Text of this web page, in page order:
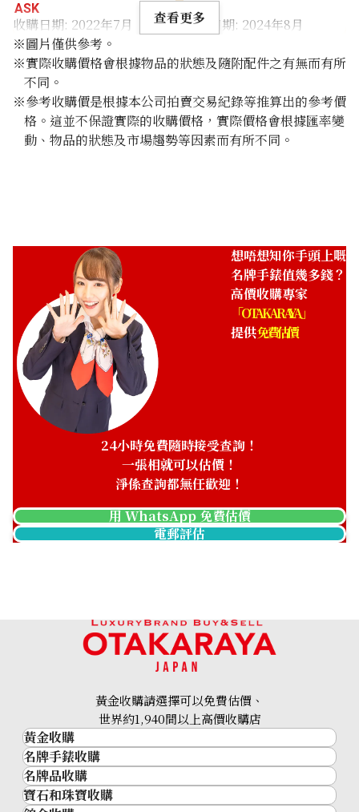
ASK
收購日期: 2022年7月
ASK
收購日期: 2024年8月
查看更多
※圖片僅供參考。
※實際收購價格會根據物品的狀態及隨附配件之有無而有所
不同。
※參考收購價是根據本公司拍賣交易紀錄等推算出的參考價
格。這並不保證實際的收購價格，實際價格會根據匯率變
動、物品的狀態及市場趨勢等因素而有所不同。
想唔想知你手頭上嘅
名牌手錶值幾多錢？
高價收購專家
「OTAKARAYA」
提供免費估價
24小時免費隨時接受查詢！
一張相就可以估價！
淨係查詢都無任歡迎！
用 WhatsApp 免費估價
電郵評估
黃金收購請選擇可以免費估價、
世界約1,940間以上高價收購店
黃金收購
黃金･金條
金條
金幣及銀幣
名牌手錶收購
名牌手錶收購
勞力士 (Rolex)
名牌品收購
名牌品收購
寶石和珠寶收購